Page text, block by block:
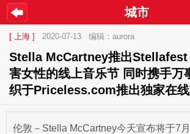
城市
[ 上海 ] 2020-07-13 编辑：aurora
Stella McCartney推出Stellafest
害女性的线上音乐节 同时携手万
织于Priceless.com推出独家在
伦敦－Stella McCartney今天宣布将于7